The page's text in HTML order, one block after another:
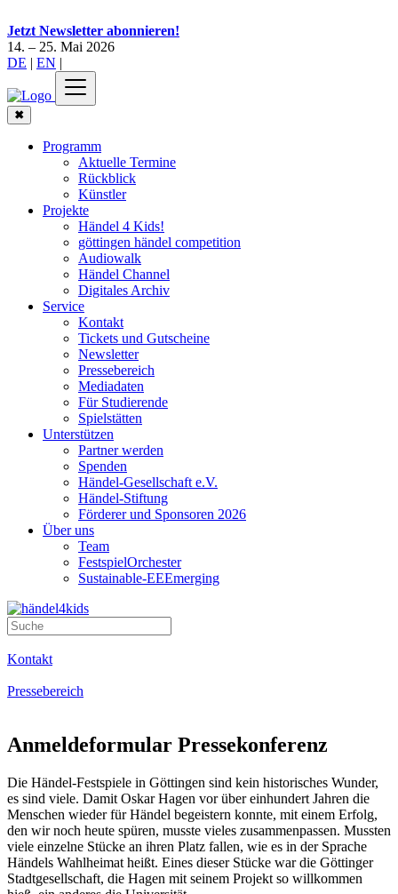
Jetzt Newsletter abonnieren!
14. – 25. Mai 2026
DE | EN |
✖
Programm
Aktuelle Termine
Rückblick
Künstler
Projekte
Händel 4 Kids!
göttingen händel competition
Audiowalk
Händel Channel
Digitales Archiv
Service
Kontakt
Tickets und Gutscheine
Newsletter
Pressebereich
Mediadaten
Für Studierende
Spielstätten
Unterstützen
Partner werden
Spenden
Händel-Gesellschaft e.V.
Händel-Stiftung
Förderer und Sponsoren 2026
Über uns
Team
FestspielOrchester
Sustainable-EEEmerging
Kontakt
Pressebereich
Anmeldeformular Pressekonferenz
Die Händel-Festspiele in Göttingen sind kein historisches Wunder,
es sind viele. Damit Oskar Hagen vor über einhundert Jahren die
Menschen wieder für Händel begeistern konnte, mit einem Erfolg,
den wir noch heute spüren, musste vieles zusammenpassen. Mussten
viele einzelne Stücke an ihren Platz fallen, wie es in der Sprache
Händels Wahlheimat heißt. Eines dieser Stücke war die Göttinger
Stadtgesellschaft, die Hagen mit seinem Projekt so willkommen